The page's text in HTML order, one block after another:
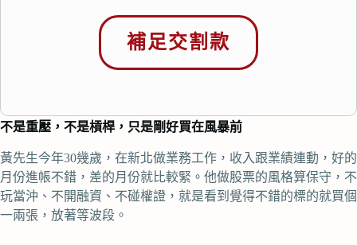
補足交割款
不是重壓，不是槓桿，只是剛好買在風暴前
黃先生今年30幾歲，在新北做業務工作，收入跟業績連動，好的
月份進帳不錯，差的月份就比較緊。他做股票的風格算保守，不
玩當沖、不開融資、不碰權證，就是看到覺得不錯的標的就買個
一兩張，放著等波段。